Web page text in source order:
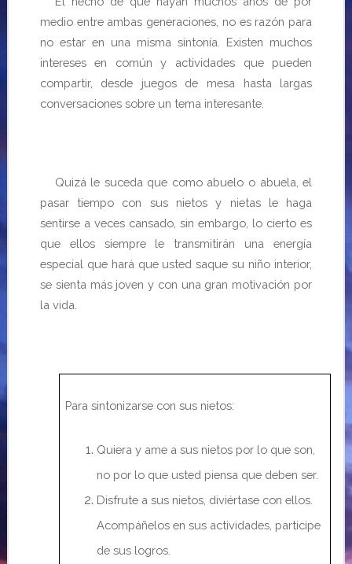
medio entre ambas generaciones, no es razón para
no estar en una misma sintonía. Existen muchos
intereses en común y actividades que pueden
compartir, desde juegos de mesa hasta largas
conversaciones sobre un tema interesante.
Quizá le suceda que como abuelo o abuela, el
pasar tiempo con sus nietos
y nietas le haga
sentirse a veces cansado, sin embargo, lo cierto es
que ellos siempre le transmitirán una energía
especial que hará que usted saque su niño interior,
se sienta más joven y con una gran motivación por
la vida.
Para sintonizarse con sus nietos:
Quiera y ame a sus nietos por lo que son,
no por lo que usted piensa que deben ser.
Disfrute a sus nietos, diviértase con ellos.
Acompáñelos en sus actividades, participe
de sus logros.